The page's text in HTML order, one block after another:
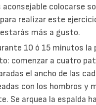
aconsejable colocarse
realizar este
más a gusto.
10 ó 15 minutos la
comenzar a cuatro
el ancho de las
con los hombros y
Se arquea la espalda